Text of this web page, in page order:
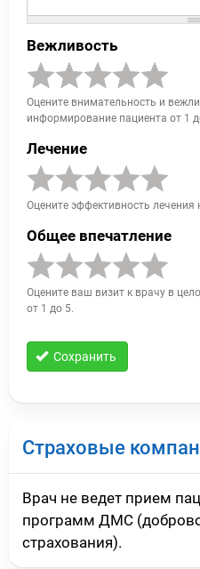
Вежливость
Оцените внимательность и
информирование пациента от 1
Лечение
Оцените эффективность
Общее впечатление
Оцените ваш визит к врачу в
от 1 до 5.
Сохранить
Страховые
Врач не ведет прием
программ ДМС
страхования).